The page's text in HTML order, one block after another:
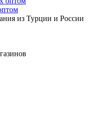
из Турции и России